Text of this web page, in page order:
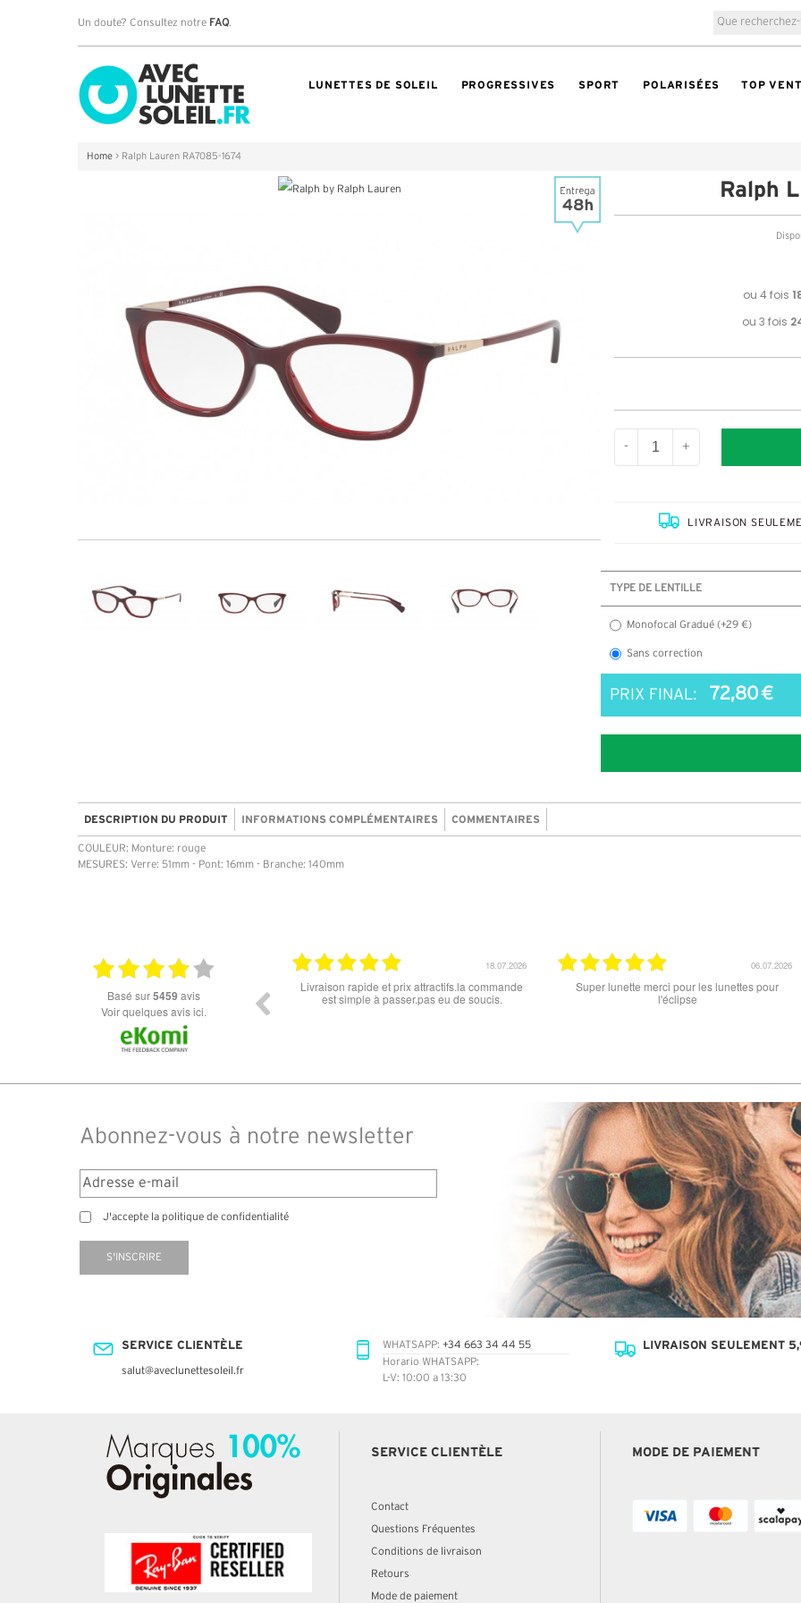
Un doute? Consultez notre FAQ.
LUNETTES DE SOLEIL PROGRESSIVES SPORT POLARISÉES TOP
Home > Ralph Lauren RA7085-1674
Ralph
- +
LIVRAISON
TYPE DE LENTILLE
Monofocal Gradué (+29 €)
Sans correction
PRIX FINAL: 72,80 €
DESCRIPTION DU PRODUIT INFORMATIONS COMPLÉMENTAIRES COMMENTAIRES
COULEUR: Monture: rouge
MESURES: Verre: 51mm - Pont: 16mm - Branche: 140mm
basé sur5459 avis
Voir quelques avis ici.
18.07.2026
est simple à passer.pas eu de soucis.
06.07.2026
Super lunette merci pour les lunettes pour
l'éclipse
18.06.2026
Prix attractif, frais de port faible, un grand choix
dans les types de lunettes. Attention: les stocks
Abonnez-vous à notre newsletter
J'accepte la politique de confidentialité
S'INSCRIRE
SERVICE CLIENTÈLE
salut@aveclunettesoleil.fr
WHATSAPP: +34 663 34 44 55
Horario WHATSAPP:
L-V: 10:00 a 13:30
LIVRAISON SEULEMENT
SERVICE CLIENTÈLE
Contact
Questions Fréquentes
Conditions de livraison
Retours
Mode de paiement
MODE DE PAIEMENT